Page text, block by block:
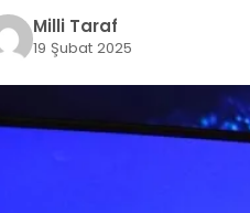
Milli Taraf
19 Şubat 2025